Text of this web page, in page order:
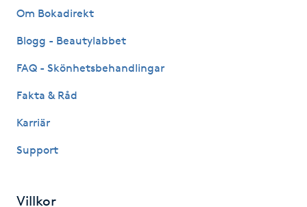
Gelenaglar
Gellack
Gravidmassage
Gravidyoga
Gruppträning
Om Bokadirekt
Blogg - Beautylabbet
FAQ - Skönhetsbehandlingar
Fakta & Råd
Karriär
Support
Villkor